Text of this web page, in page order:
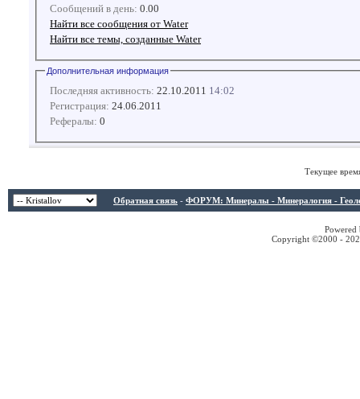
Сообщений в день: 0.00
Найти все сообщения от Water
Найти все темы, созданные Water
Дополнительная информация
Последняя активность: 22.10.2011 14:02
Регистрация: 24.06.2011
Рефералы: 0
Текущее
Обратная связь - ФОРУМ: Минералы - Минералогия -
Copyright ©2000 -